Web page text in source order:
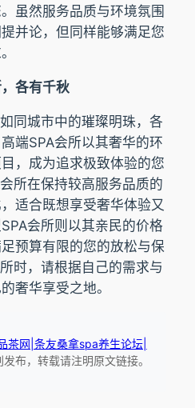
虽然服务品质与环境氛围
并论，但同样能够满足您
各有千秋
同城市中的璀璨明珠，各
端SPA会所以其奢华的环
，成为追求极致体验的您
所在保持较高服务品质的
适合既想享受奢华体验又
会所则以其亲民的价格
预算有限的您的放松与保
时，请根据自己的需求与
奢华享受之地。
茶网|条友桑拿spa养生论坛|
发布，转载请注明原文链接。